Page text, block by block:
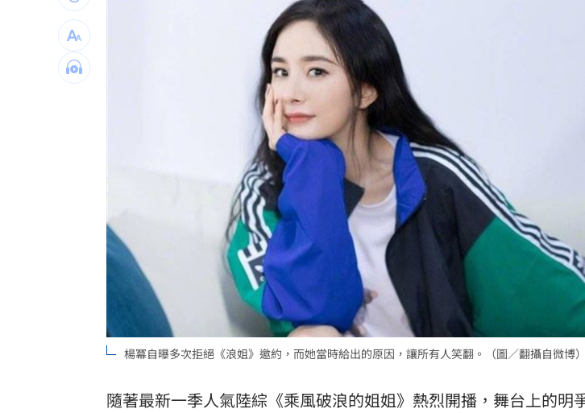
白海豚颱風擺盪逼近！雨到「這時」才趨緩 00:19
最遺憾童年記憶空白 禹菡：當年真不懂事 00:12
20:31
15:27
三立iNEWS新聞台線上直播 18:00
台彩父親節推新刮刮樂千萬頭獎超「爸」氣 12:00
商場戰國來臨 台中「頂奢大道」逐漸成形 12:00
「拍片人的多重宇宙」職涯論壇9/12登場！ 10:30
8國球員齊聚高雄 Formosa 7s掀足球熱潮 10:00
楊冪自曝多次拒絕《浪姐》邀約，而她當時給出的原因，讓所有人笑翻。（圖／翻攝自微博）
隨著最新一季人氣陸綜《乘風破浪的姐姐》熱烈開播，舞台上的明